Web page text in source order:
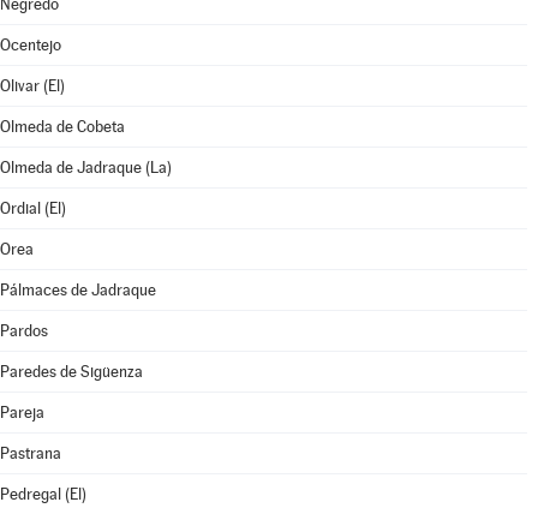
Negredo
Ocentejo
Olivar (El)
Olmeda de Cobeta
Olmeda de Jadraque (La)
Ordial (El)
Orea
Pálmaces de Jadraque
Pardos
Paredes de Sigüenza
Pareja
Pastrana
Pedregal (El)